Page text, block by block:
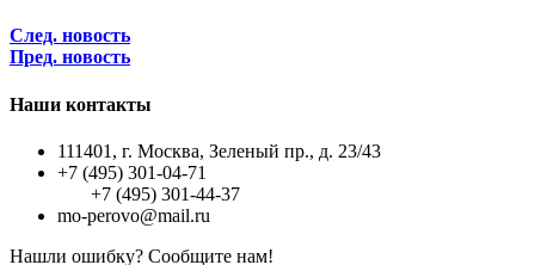
След. новость
Пред. новость
Наши контакты
111401, г. Москва, Зеленый пр., д. 23/43
+7 (495) 301-04-71
+7 (495) 301-44-37
mo-perovo@mail.ru
Нашли ошибку? Сообщите нам!